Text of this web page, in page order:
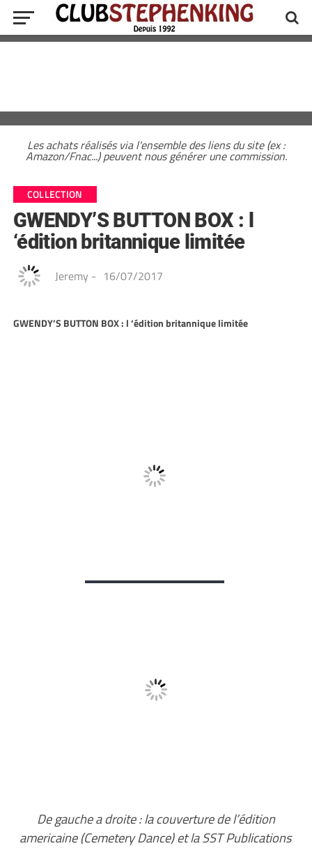
Les achats réalisés via l'ensemble des liens du site (ex :
Amazon/Fnac...) peuvent nous générer une commission.
COLLECTION
GWENDY’S BUTTON BOX : l
‘édition britannique limitée
Jeremy - 16/07/2017
GWENDY’S BUTTON BOX : l ‘édition britannique limitée
De gauche a droite : la couverture de l’édition
americaine (Cemetery Dance) et la SST Publications